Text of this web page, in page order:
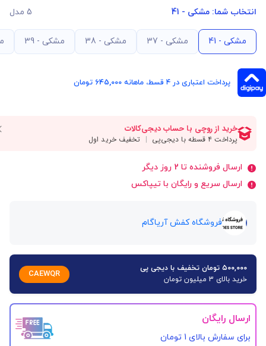
انتخاب شما: مشکی - 41 5 مدل
مشکی - 41 مشکی - 37 مشکی - 38 مشکی - 39
پرداخت اعتباری در ۴ قسط، ماهانه 645,000 تومان
ارسال فروشنده تا 2 روز دیگر
ارسال سریع و رایگان با تیپاکس
فروشگاه کفش آریاگام
۵۰۰,۰۰۰ تومان تخفیف با دیجی پی
خرید بالای 3 میلیون تومان
CAEWQR
ارسال رایگان
برای سفارش‌ بالای 1 تومان